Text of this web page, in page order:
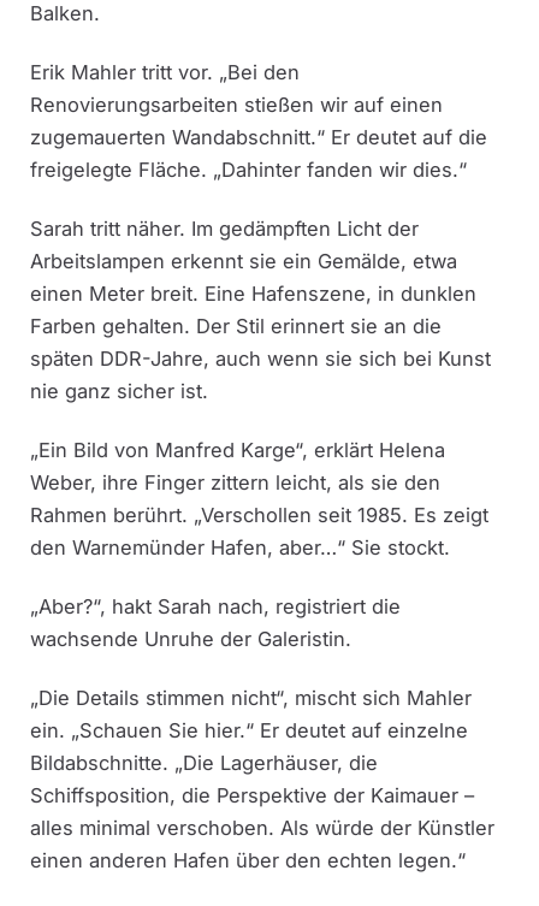
Balken.
Erik Mahler tritt vor. „Bei den
Renovierungsarbeiten stießen wir auf einen
zugemauerten Wandabschnitt.“ Er deutet auf die
freigelegte Fläche. „Dahinter fanden wir dies.“
Sarah tritt näher. Im gedämpften Licht der
Arbeitslampen erkennt sie ein Gemälde, etwa
einen Meter breit. Eine Hafenszene, in dunklen
Farben gehalten. Der Stil erinnert sie an die
späten DDR-Jahre, auch wenn sie sich bei Kunst
nie ganz sicher ist.
„Ein Bild von Manfred Karge“, erklärt Helena
Weber, ihre Finger zittern leicht, als sie den
Rahmen berührt. „Verschollen seit 1985. Es zeigt
den Warnemünder Hafen, aber…“ Sie stockt.
„Aber?“, hakt Sarah nach, registriert die
wachsende Unruhe der Galeristin.
„Die Details stimmen nicht“, mischt sich Mahler
ein. „Schauen Sie hier.“ Er deutet auf einzelne
Bildabschnitte. „Die Lagerhäuser, die
Schiffsposition, die Perspektive der Kaimauer –
alles minimal verschoben. Als würde der Künstler
einen anderen Hafen über den echten legen.“